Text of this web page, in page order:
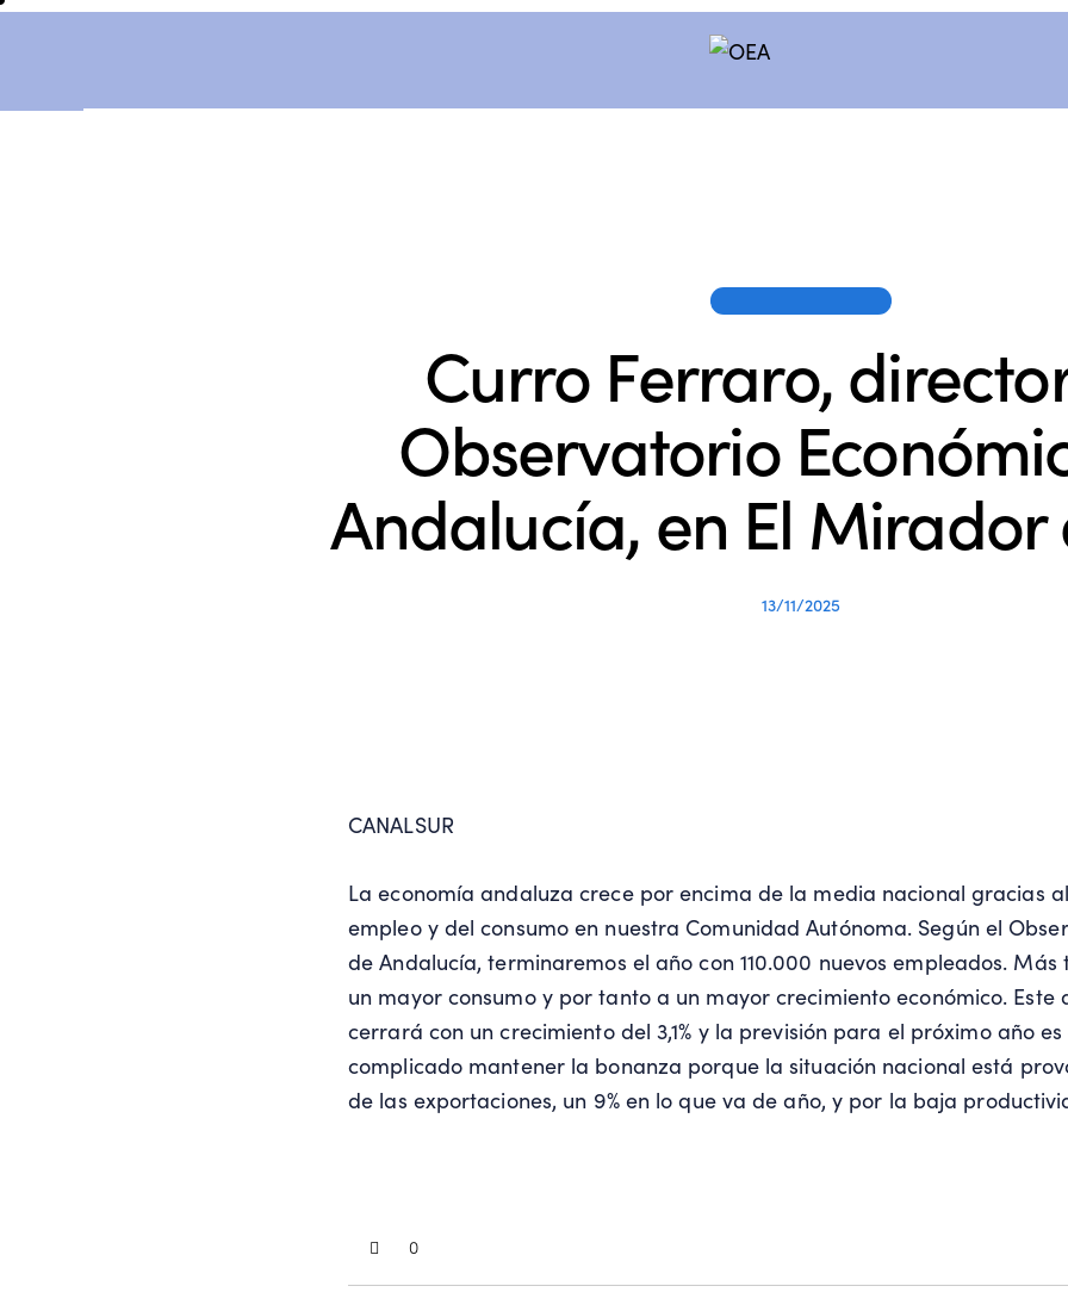
Curro Ferraro,
Observatorio
Andalucía, en El Mirador
13/11/2025
CANALSUR
La economía andaluza crece por encima de la media nacional gracias
empleo y del consumo en nuestra Comunidad Autónoma. Según el
de Andalucía, terminaremos el año con 110.000 nuevos empleados.
un mayor consumo y por tanto a un mayor crecimiento económico. Este
cerrará con un crecimiento del 3,1% y la previsión para el próximo año es
complicado mantener la bonanza porque la situación nacional está
de las exportaciones, un 9% en lo que va de año, y por la baja
0